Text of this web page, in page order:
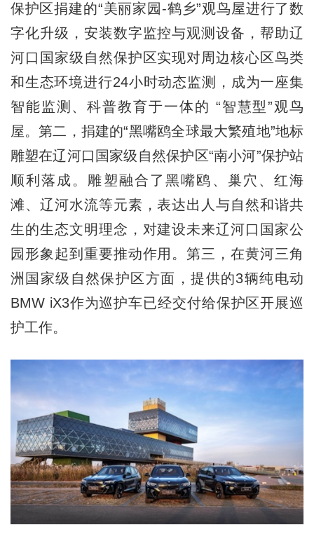
保护区捐建的“美丽家园-鹤乡”观鸟屋进行了数
字化升级，安装数字监控与观测设备，帮助辽
河口国家级自然保护区实现对周边核心区鸟类
和生态环境进行24小时动态监测，成为一座集
智能监测、科普教育于一体的 “智慧型”观鸟
屋。第二，捐建的“黑嘴鸥全球最大繁殖地”地标
雕塑在辽河口国家级自然保护区“南小河”保护站
顺利落成。雕塑融合了黑嘴鸥、巢穴、红海
滩、辽河水流等元素，表达出人与自然和谐共
生的生态文明理念，对建设未来辽河口国家公
园形象起到重要推动作用。第三，在黄河三角
洲国家级自然保护区方面，提供的3辆纯电动
BMW iX3作为巡护车已经交付给保护区开展巡
护工作。